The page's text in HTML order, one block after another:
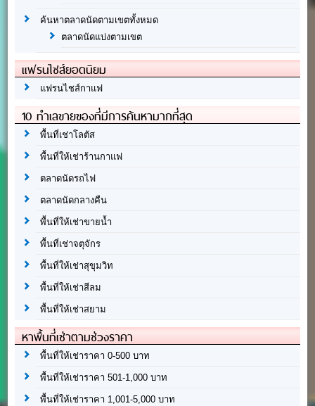
ค้นหาตลาดนัดตามเขตทั้งหมด
ตลาดนัดแบ่งตามเขต
แฟรนไชส์ยอดนิยม
แฟรนไชส์กาแฟ
10 ทำเลขายของที่มีการค้นหามากที่สุด
พื้นที่เช่าโลตัส
พื้นที่ให้เช่าร้านกาแฟ
ตลาดนัดรถไฟ
ตลาดนัดกลางคืน
พื้นที่ให้เช่าขายน้ำ
พื้นที่เช่าจตุจักร
พื้นที่ให้เช่าสุขุมวิท
พื้นที่ให้เช่าสีลม
พื้นที่ให้เช่าสยาม
หาพื้นที่เช่าตามช่วงราคา
พื้นที่ให้เช่าราคา 0-500 บาท
พื้นที่ให้เช่าราคา 501-1,000 บาท
พื้นที่ให้เช่าราคา 1,001-5,000 บาท